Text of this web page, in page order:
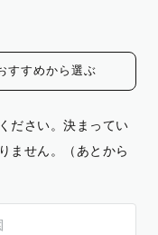
すすめから選ぶ
ださい。決まってい
ません。（あとから